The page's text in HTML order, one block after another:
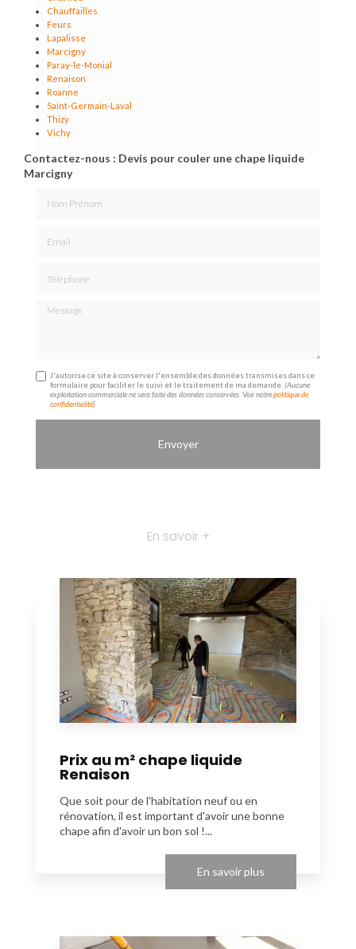
Chauffailles
Feurs
Lapalisse
Marcigny
Paray-le-Monial
Renaison
Roanne
Saint-Germain-Laval
Thizy
Vichy
Contactez-nous : Devis pour couler une chape liquide
Marcigny
Message
J'autorise ce site à conserver l'ensemble des données transmises dans ce
formulaire pour faciliter le suivi et le traitement de ma demande.(Aucune
exploitation commerciale ne sera faite des données conservées. Voir notrepolitique de
confidentialité)
En savoir +
Prix au m² chape liquide
Renaison
Que soit pour de l'habitation neuf ou en
rénovation, il est important d'avoir une bonne
chape afin d'avoir un bon sol !...
En savoir plus